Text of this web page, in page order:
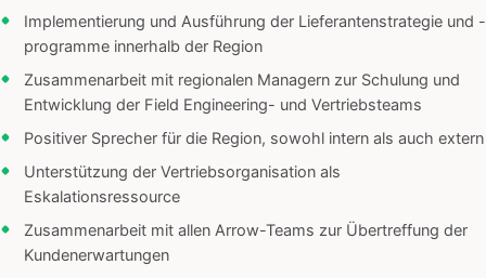
Implementierung und Ausführung der Lieferantenstrategie und -
programme innerhalb der Region
Zusammenarbeit mit regionalen Managern zur Schulung und
Entwicklung der Field Engineering- und Vertriebsteams
Positiver Sprecher für die Region, sowohl intern als auch extern
Unterstützung der Vertriebsorganisation als
Eskalationsressource
Zusammenarbeit mit allen Arrow-Teams zur Übertreffung der
Kundenerwartungen